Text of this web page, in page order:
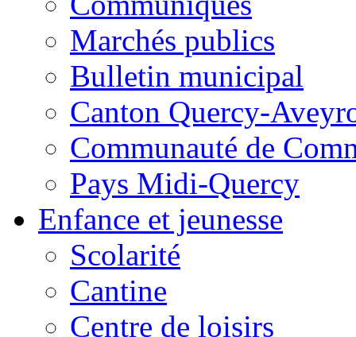
Marchés publics
Bulletin municipal
Canton Quercy-
Communauté de
Pays Midi-Quercy
Enfance et jeunesse
Scolarité
Cantine
Centre de loisirs